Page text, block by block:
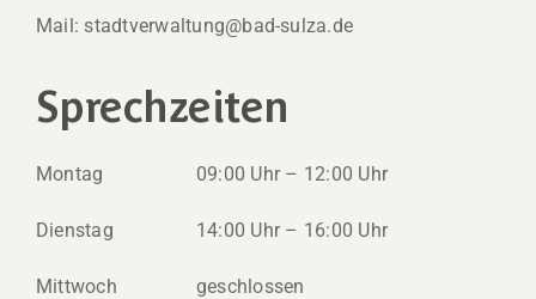
Mail: stadtverwaltung@bad-sulza.de
Sprechzeiten
Montag 09:00 Uhr – 12:00 Uhr
Dienstag 14:00 Uhr – 16:00 Uhr
Mittwoch geschlossen